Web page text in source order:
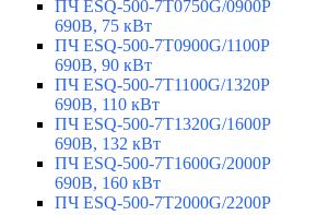
ПЧ ESQ-500-7T0750G/0900P
690В, 75 кВт
ПЧ ESQ-500-7T0900G/1100P
690В, 90 кВт
ПЧ ESQ-500-7T1100G/1320P
690В, 110 кВт
ПЧ ESQ-500-7T1320G/1600P
690В, 132 кВт
ПЧ ESQ-500-7T1600G/2000P
690В, 160 кВт
ПЧ ESQ-500-7T2000G/2200P